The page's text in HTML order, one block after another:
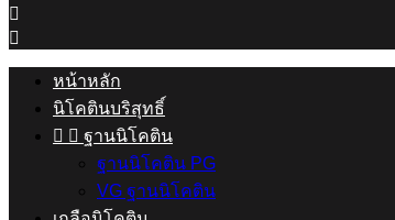


หน้าหลัก
นิโคตินบริสุทธิ์
  ฐานนิโคติน
ฐานนิโคติน PG
VG ฐานนิโคติน